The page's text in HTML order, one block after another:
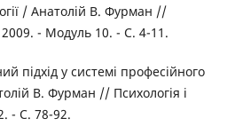
/ Анатолій В. Фурман //
- Модуль 10. - C. 4-11.
підхід у системі професійного
В. Фурман // Психологія і
- C. 78-92.